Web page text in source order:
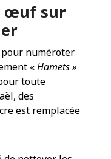
œuf sur
numéroter
«Hamets »
toute
des
est remplacée